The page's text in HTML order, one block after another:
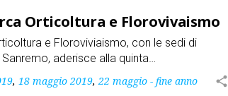
Orticoltura e Florovivaismo
e Floroviviaismo, con le sedi di
aderisce alla quinta…
, 18 maggio 2019, 22 maggio - fine anno
share